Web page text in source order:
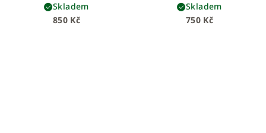
dětská zateplená deka z
prémiové bavlny,
850 Kč
Skladem
beránková deka z
prémiové bavlny a
750 Kč
Skladem